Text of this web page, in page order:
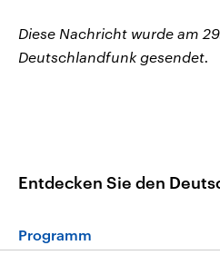
Diese Nachricht wurde am
Deutschlandfunk gesendet.
Entdecken Sie den
Programm